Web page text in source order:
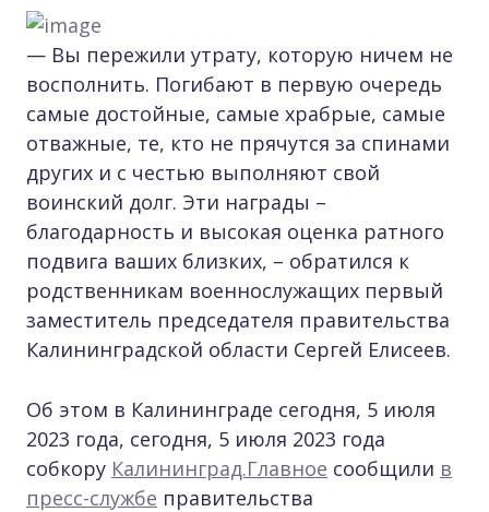
— Вы пережили утрату, которую ничем не
восполнить. Погибают в первую очередь
самые достойные, самые храбрые, самые
отважные, те, кто не прячутся за спинами
других и с честью выполняют свой
воинский долг. Эти награды –
благодарность и высокая оценка ратного
подвига ваших близких, – обратился к
родственникам военнослужащих первый
заместитель председателя правительства
Калининградской области Сергей Елисеев.
Об этом в Калининграде сегодня, 5 июля
2023 года, сегодня, 5 июля 2023 года
собкору Калининград.Главное сообщили в
пресс-службе правительства